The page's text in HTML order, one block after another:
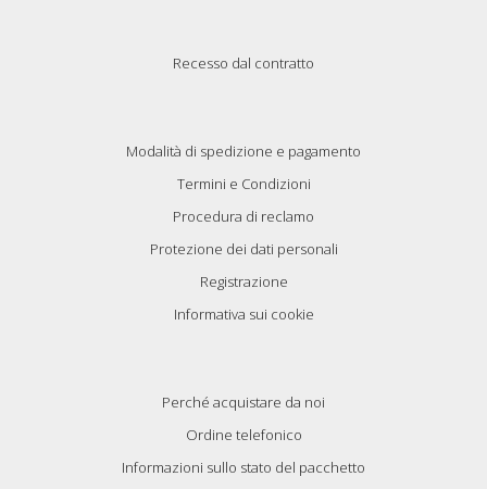
Recesso dal contratto
Modalità di spedizione e pagamento
Termini e Condizioni
Procedura di reclamo
Protezione dei dati personali
Registrazione
Informativa sui cookie
Perché acquistare da noi
Ordine telefonico
Informazioni sullo stato del pacchetto